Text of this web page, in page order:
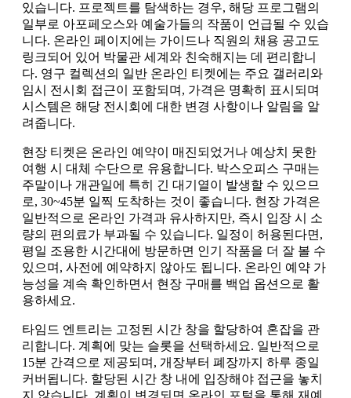
있습니다. 프로젝트를 탐색하는 경우, 해당 프로그램의
일부로 아포페오스와 예술가들의 작품이 언급될 수 있습
니다. 온라인 페이지에는 가이드나 직원의 채용 공고도
링크되어 있어 박물관 세계와 친숙해지는 데 편리합니
다. 영구 컬렉션의 일반 온라인 티켓에는 주요 갤러리와
임시 전시회 접근이 포함되며, 가격은 명확히 표시되며
시스템은 해당 전시회에 대한 변경 사항이나 알림을 알
려줍니다.
현장 티켓은 온라인 예약이 매진되었거나 예상치 못한
여행 시 대체 수단으로 유용합니다. 박스오피스 구매는
주말이나 개관일에 특히 긴 대기열이 발생할 수 있으므
로, 30~45분 일찍 도착하는 것이 좋습니다. 현장 가격은
일반적으로 온라인 가격과 유사하지만, 즉시 입장 시 소
량의 편의료가 부과될 수 있습니다. 일정이 허용된다면,
평일 조용한 시간대에 방문하면 인기 작품을 더 잘 볼 수
있으며, 사전에 예약하지 않아도 됩니다. 온라인 예약 가
능성을 계속 확인하면서 현장 구매를 백업 옵션으로 활
용하세요.
타임드 엔트리는 고정된 시간 창을 할당하여 혼잡을 관
리합니다. 계획에 맞는 슬롯을 선택하세요. 일반적으로
15분 간격으로 제공되며, 개장부터 폐장까지 하루 종일
커버됩니다. 할당된 시간 창 내에 입장해야 접근을 놓치